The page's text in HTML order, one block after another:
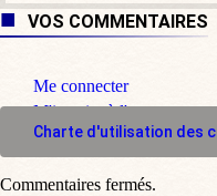
VOS COMMENTAIRES
Me connecter
M'inscrire à l'espace
Charte d'utilisation des
Commentaires fermés.